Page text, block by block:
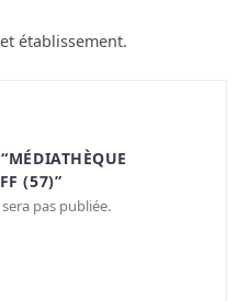
établissement.
(57)”
pas publiée.